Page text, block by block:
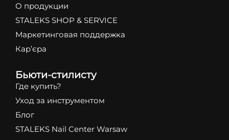
О продукции
STALEKS SHOP & SERVICE
Маркетинговая поддержка
Кар’єра
Бьюти-стилисту
Где купить?
Уход за инструментом
Блог
STALEKS Nail Center Warsaw